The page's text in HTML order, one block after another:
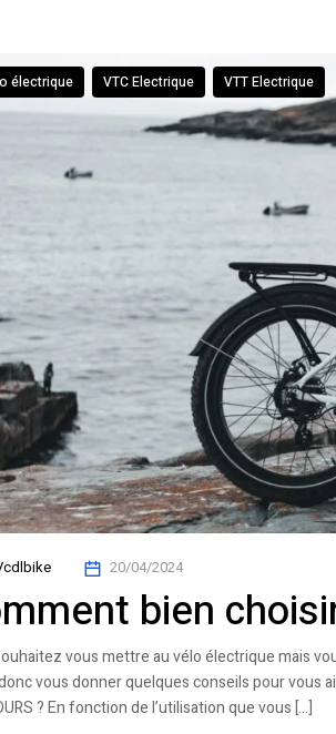
électrique VTC Electrique VTT Electrique
20/04/2024
bien
vous mettre au vélo électrique mais
vous donner quelques conseils pour vous
? En fonction de l’utilisation que vous […]